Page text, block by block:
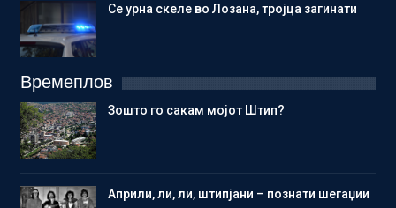
Се урна скеле во Лозана, тројца загинати
Времеплов
Зошто го сакам мојот Штип?
Aприли, ли, ли, штипјани – познати шегаџии